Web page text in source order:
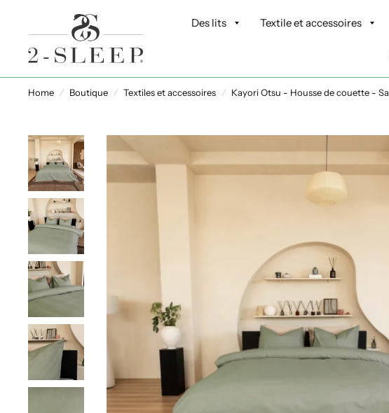
Des lits Textile et accessoires
Home / Boutique / Textiles et accessoires / Kayori Otsu - Housse de couette -